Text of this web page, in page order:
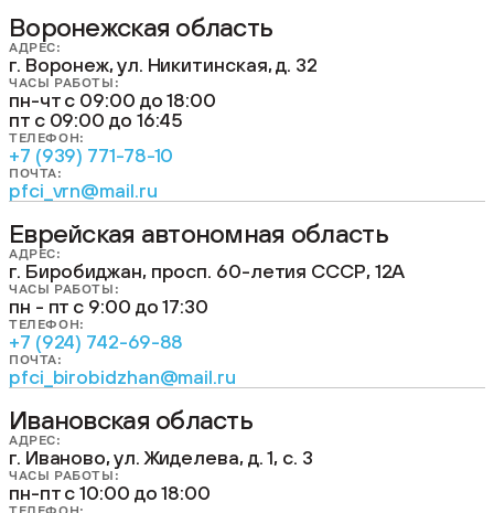
Воронежская область
АДРЕС:
г. Воронеж, ул. Никитинская, д. 32
ЧАСЫ РАБОТЫ:
пн-чт с 09:00 до 18:00
пт с 09:00 до 16:45
ТЕЛЕФОН:
+7 (939) 771-78-10
ПОЧТА:
pfci_vrn@mail.ru
Еврейская автономная область
АДРЕС:
г. Биробиджан, просп. 60-летия СССР, 12А
ЧАСЫ РАБОТЫ:
пн - пт с 9:00 до 17:30
ТЕЛЕФОН:
+7 (924) 742-69-88
ПОЧТА:
pfci_birobidzhan@mail.ru
Ивановская область
АДРЕС:
г. Иваново, ул. Жиделева, д. 1, с. 3
ЧАСЫ РАБОТЫ:
пн-пт с 10:00 до 18:00